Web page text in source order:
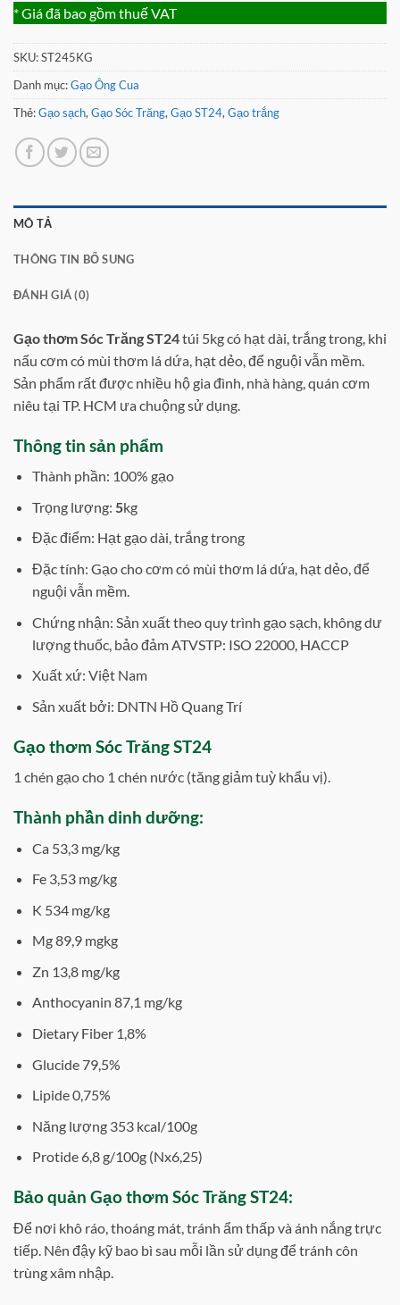
* Giá đã bao gồm thuế VAT
SKU:ST245KG
Danh mục:Gạo Ông Cua
Thẻ:Gạo sạch, Gạo Sóc Trăng, Gạo ST24, Gạo trắng
MÔ TẢ
THÔNG TIN BỔ SUNG
ĐÁNH GIÁ (0)
Gạo thơm Sóc Trăng ST24túi 5kg có hạt dài, trắng trong, khi
nấu cơm có mùi thơm lá dứa, hạt dẻo, để nguội vẫn mềm.
Sản phẩm rất được nhiều hộ gia đình, nhà hàng, quán cơm
niêu tại TP. HCM ưa chuộng sử dụng.
Thông tin sản phẩm
Thành phần: 100% gạo
Trọng lượng: 5kg
Đặc điểm: Hạt gạo dài, trắng trong
Đặc tính: Gạo cho cơm có mùi thơm lá dứa, hạt dẻo, để
nguội vẫn mềm.
Chứng nhận: Sản xuất theo quy trình gạo sạch, không dư
lượng thuốc, bảo đảm ATVSTP: ISO 22000, HACCP
Xuất xứ: Việt Nam
Sản xuất bởi: DNTN Hồ Quang Trí
Gạo thơm Sóc Trăng ST24
1 chén gạo cho 1 chén nước (tăng giảm tuỳ khẩu vị).
Thành phần dinh dưỡng:
Ca 53,3 mg/kg
Fe 3,53 mg/kg
K 534 mg/kg
Mg 89,9 mgkg
Zn 13,8 mg/kg
Anthocyanin 87,1 mg/kg
Dietary Fiber 1,8%
Glucide 79,5%
Lipide 0,75%
Năng lượng 353 kcal/100g
Protide 6,8 g/100g (Nx6,25)
Bảo quản Gạo thơm Sóc Trăng ST24:
Để nơi khô ráo, thoáng mát, tránh ẩm thấp và ánh nắng trực
tiếp. Nên đậy kỹ bao bì sau mỗi lần sử dụng để tránh côn
trùng xâm nhập.